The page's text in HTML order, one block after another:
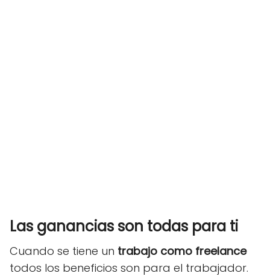
Las ganancias son todas para ti
Cuando se tiene un trabajo como freelance
todos los beneficios son para el trabajador.